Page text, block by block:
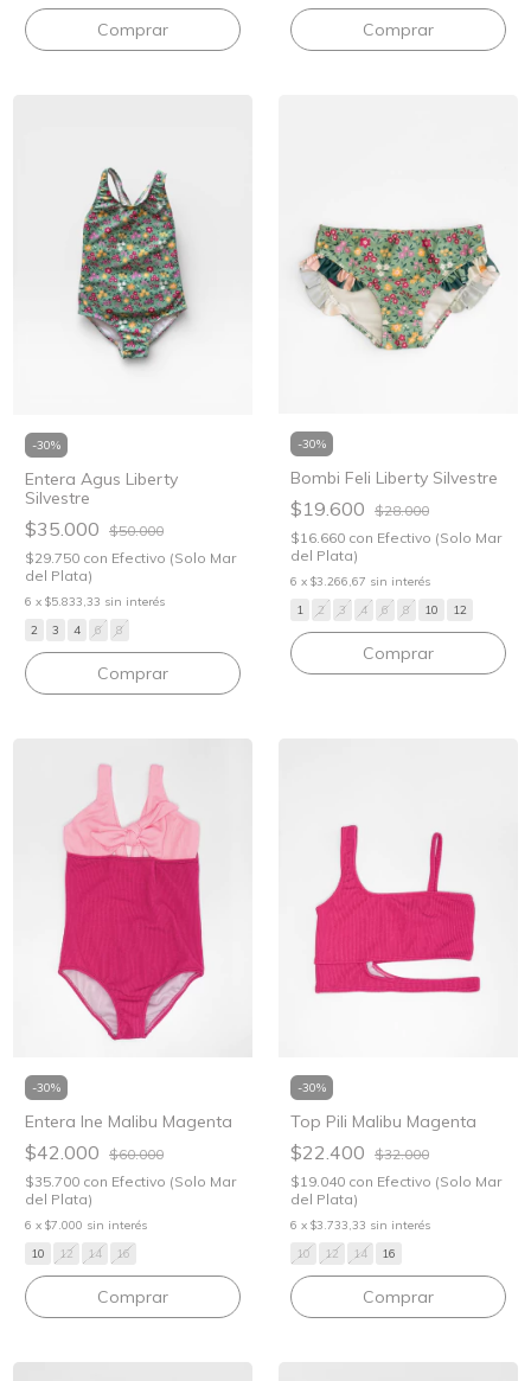
Comprar Comprar
-30%
Entera Agus Liberty
Silvestre
$35.000 $50.000
$29.750 con Efectivo (Solo Mar
del Plata)
6 x $5.833,33 sin interés
2
3 4 6 8
Comprar
-30%
Bombi Feli Liberty Silvestre
$19.600 $28.000
$16.660 con Efectivo (Solo Mar
del Plata)
6 x $3.266,67 sin interés
1
2 3 4 6 8 10 12
Comprar
-30%
Entera Ine Malibu Magenta
$42.000 $60.000
$35.700 con Efectivo (Solo Mar
del Plata)
6 x $7.000 sin interés
10
12 14 16
Comprar
-30%
Top Pili Malibu Magenta
$22.400 $32.000
$19.040 con Efectivo (Solo Mar
del Plata)
6 x $3.733,33 sin interés
10
12 14 16
Comprar